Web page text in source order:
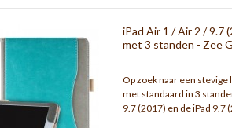
iPad Air 1 / Air 2 / 9.7
met 3 standen - Zee
Op zoek naar een
met standaard in 3
9.7 (2017) en de iPad 9.7